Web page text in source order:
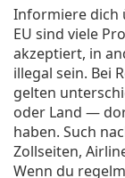
Informiere dich
EU sind viele
akzeptiert, in
illegal sein. Bei
gelten
oder Land —
haben. Such
Zollseiten,
Wenn du